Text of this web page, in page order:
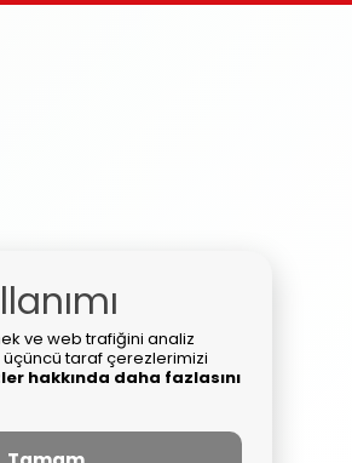
ve web trafiğini analiz
taraf çerezlerimizi
hakkında daha fazlasını